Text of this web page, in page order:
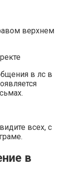
верхнем
в лс в
всех, с
в